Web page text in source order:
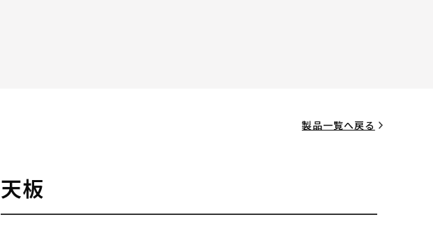
製品一覧へ戻る
天板